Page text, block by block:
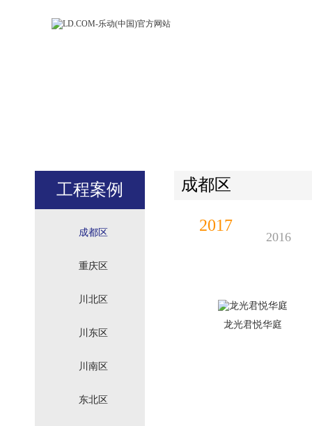
工程案例
成都区
重庆区
川北区
川东区
川南区
东北区
成都区
2017
2016
龙光君悦华庭